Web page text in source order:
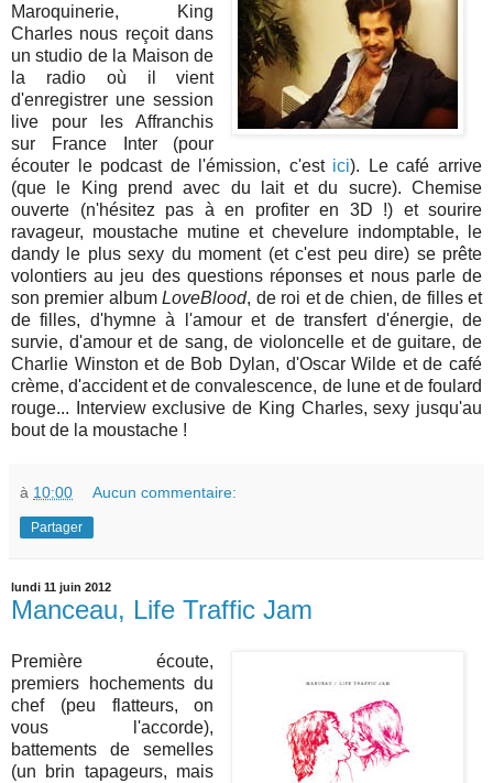
Maroquinerie, King
Charles nous reçoit dans
un studio de la Maison de
la radio où il vient
d'enregistrer une session
live pour les Affranchis
sur France Inter (pour
écouter le podcast de l'émission, c'est ici). Le café arrive
(que le King prend avec du lait et du sucre). Chemise
ouverte (n'hésitez pas à en profiter en 3D !) et sourire
ravageur, moustache mutine et chevelure indomptable, le
dandy le plus sexy du moment (et c'est peu dire) se prête
volontiers au jeu des questions réponses et nous parle de
son premier albumLoveBlood, de roi et de chien, de filles et
de filles, d'hymne à l'amour et de transfert d'énergie, de
survie, d'amour et de sang, de violoncelle et de guitare, de
Charlie Winston et de Bob Dylan, d'Oscar Wilde et de café
crème, d'accident et de convalescence, de lune et de foulard
rouge... Interview exclusive de King Charles, sexy jusqu'au
bout de la moustache !
à 10:00 Aucun commentaire:
Partager
lundi 11 juin 2012
Manceau, Life Traffic Jam
Première écoute,
premiers hochements du
chef (peu flatteurs, on
vous l'accorde),
battements de semelles
(un brin tapageurs, mais